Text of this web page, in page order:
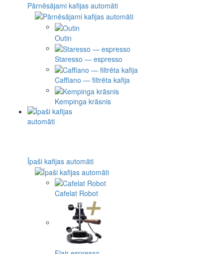
Pārnēsājami kafijas automāti
Outin
Staresso — espresso
Cafflano — filtrēta kafija
Kempinga krāsnis
Īpaši kafijas automāti
Cafelat Robot